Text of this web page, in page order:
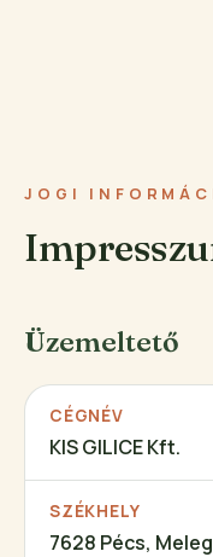
JOGI
Üzemeltető
CÉGNÉV
KIS GILICE Kft.
SZÉKHELY
7628 Pécs,